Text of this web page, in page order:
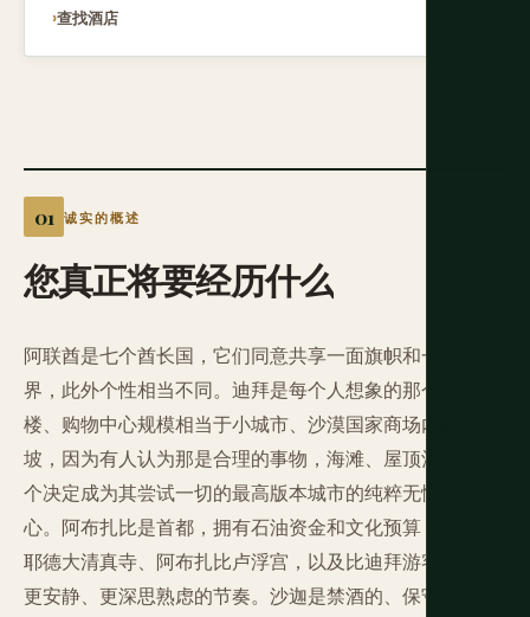
诚实的概述
您真正将要经历什么
阿联酋是七个酋长国，它们同意共享一面旗帜和一条边
界，此外个性相当不同。迪拜是每个人想象的那个：塔
楼、购物中心规模相当于小城市、沙漠国家商场内的滑雪
坡，因为有人认为那是合理的事物，海滩、屋顶酒吧、一
个决定成为其尝试一切的最高版本城市的纯粹无情的雄
心。阿布扎比是首都，拥有石油资金和文化预算：谢赫扎
耶德大清真寺、阿布扎比卢浮宫，以及比迪拜游客发现的
更安静、更深思熟虑的节奏。沙迦是禁酒的、保守的，并
查找酒店